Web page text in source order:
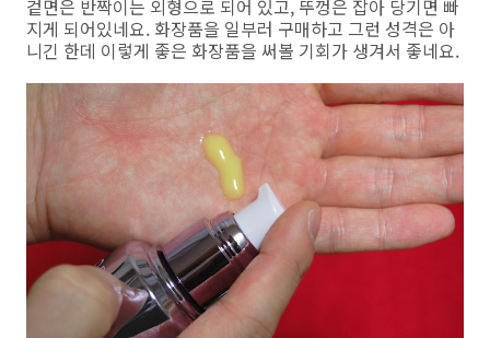
겉면은 반짝이는 외형으로 되어 있고, 뚜껑은 잡아 당기면 빠
지게 되어있네요. 화장품을 일부러 구매하고 그런 성격은 아
니긴 한데 이렇게 좋은 화장품을 써볼 기회가 생겨서 좋네요.